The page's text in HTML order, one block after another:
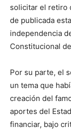
solicitar el retiro
de publicada
independencia
Constitucional
Por su parte, el
un tema que
creación del
aportes del
financiar, bajo